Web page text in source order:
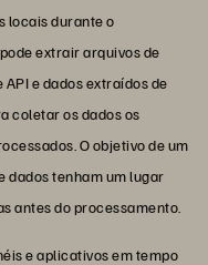
locais durante o
pode extrair arquivos de
e dados extraídos de
coletar os dados os
O objetivo de um
dados tenham um lugar
antes do processamento.
e aplicativos em tempo